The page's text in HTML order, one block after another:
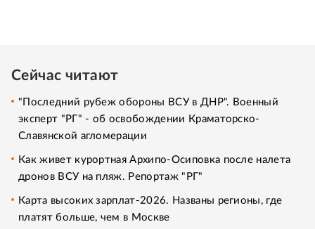
Сейчас читают
"Последний рубеж обороны ВСУ в ДНР". Военный
эксперт "РГ" - об освобождении Краматорско-
Славянской агломерации
Как живет курортная Архипо-Осиповка после налета
дронов ВСУ на пляж. Репортаж "РГ"
Карта высоких зарплат-2026. Названы регионы, где
платят больше, чем в Москве